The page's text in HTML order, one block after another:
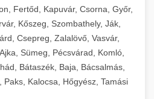
keszites.co
erősítési módszerek
Ads és Meta hirdetési
Optimalizálja hirdetési
gépi tanulással és
AI hirdetési automatizálás
+
ipari dagasztógépek és
pékségek és kereskedelmi
Masszív konstrukció
+
Fertőd, Kapuvár, Csorna, Győr,
Kőszeg, Szombathely, Ják,
Csepreg, Zalalövő, Vasvár,
Sümeg, Pécsvárad, Komló,
Bátaszék, Baja, Bácsalmás,
Paks, Kalocsa, Hőgyész, Tamási